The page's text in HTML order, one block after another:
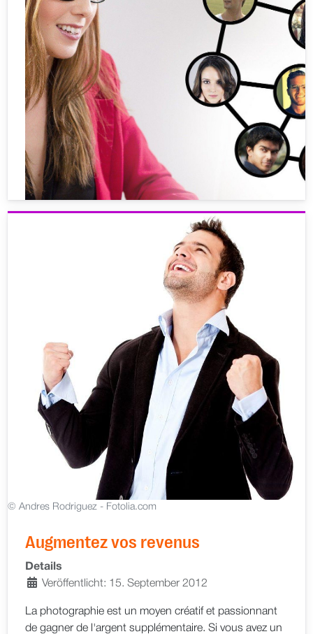
© Andres Rodriguez - Fotolia.com
Augmentez vos revenus
Details
Veröffentlicht: 15. September 2012
La photographie est un moyen créatif et passionnant
de gagner de l'argent supplémentaire. Si vous avez un